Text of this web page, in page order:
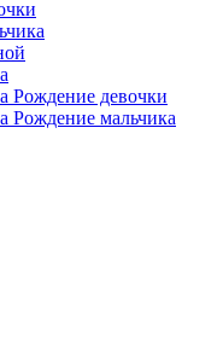
Рождение девочки
Рождение мальчика